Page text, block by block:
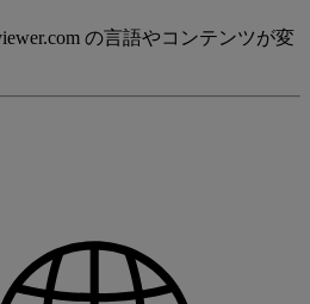
の言語やコンテンツが変